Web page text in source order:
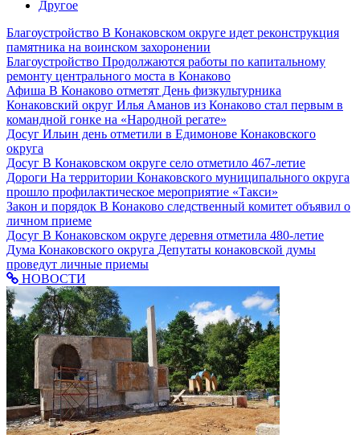
Другое
Благоустройство В Конаковском округе идет реконструкция
памятника на воинском захоронении
Благоустройство Продолжаются работы по капитальному
ремонту центрального моста в Конаково
Афиша В Конаково отметят День физкультурника
Конаковский округ Илья Аманов из Конаково стал первым в
командной гонке на «Народной регате»
Досуг Ильин день отметили в Едимонове Конаковского
округа
Досуг В Конаковском округе село отметило 467-летие
Дороги На территории Конаковского муниципального округа
прошло профилактическое мероприятие «Такси»
Закон и порядок В Конаково следственный комитет объявил о
личном приеме
Досуг В Конаковском округе деревня отметила 480-летие
Дума Конаковского округа Депутаты конаковской думы
проведут личные приемы
НОВОСТИ